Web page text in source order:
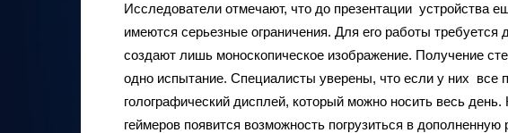
Исследователи отмечают, что до презентации устройства
имеются серьезные ограничения. Для его работы требуется
создают лишь моноскопическое изображение. Получение
одно испытание. Специалисты уверены, что если у них все
голографический дисплей, который можно носить весь
геймеров появится возможность погрузиться в дополненную